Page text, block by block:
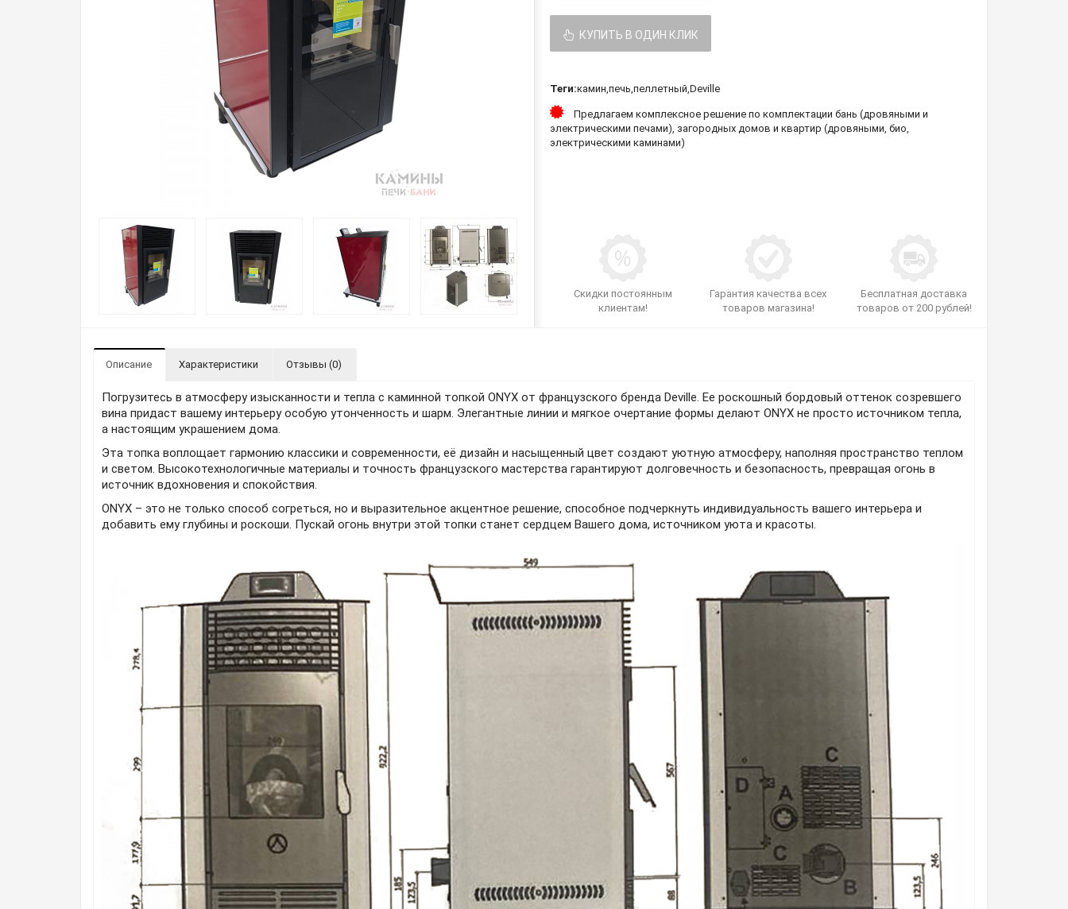
КУПИТЬ В ОДИН КЛИК
Теги:камин,печь,пеллетный,Deville
Скидки постоянным
клиентам!
Гарантия качества всех
товаров магазина!
Бесплатная доставка
товаров от 200 рублей!
Предлагаем комплексное решение по комплектации бань (дровяными и
электрическими печами), загородных домов и квартир (дровяными, био,
электрическими каминами)
Описание Характеристики Отзывы (0)
Погрузитесь в атмосферу изысканности и тепла с каминной топкой ONYX от французского бренда Deville. Ее роскошный бордовый оттенок созревшего
вина придаст вашему интерьеру особую утонченность и шарм. Элегантные линии и мягкое очертание формы делают ONYX не просто источником тепла,
а настоящим украшением дома.
Эта топка воплощает гармонию классики и современности, её дизайн и насыщенный цвет создают уютную атмосферу, наполняя пространство теплом
и светом. Высокотехнологичные материалы и точность французского мастерства гарантируют долговечность и безопасность, превращая огонь в
источник вдохновения и спокойствия.
ONYX – это не только способ согреться, но и выразительное акцентное решение, способное подчеркнуть индивидуальность вашего интерьера и
добавить ему глубины и роскоши. Пускай огонь внутри этой топки станет сердцем Вашего дома, источником уюта и красоты.